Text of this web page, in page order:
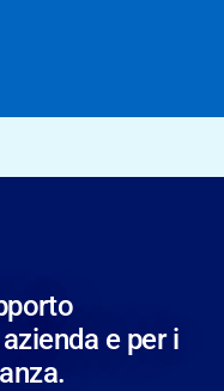
e per i